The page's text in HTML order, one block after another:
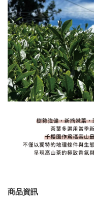
商品資訊